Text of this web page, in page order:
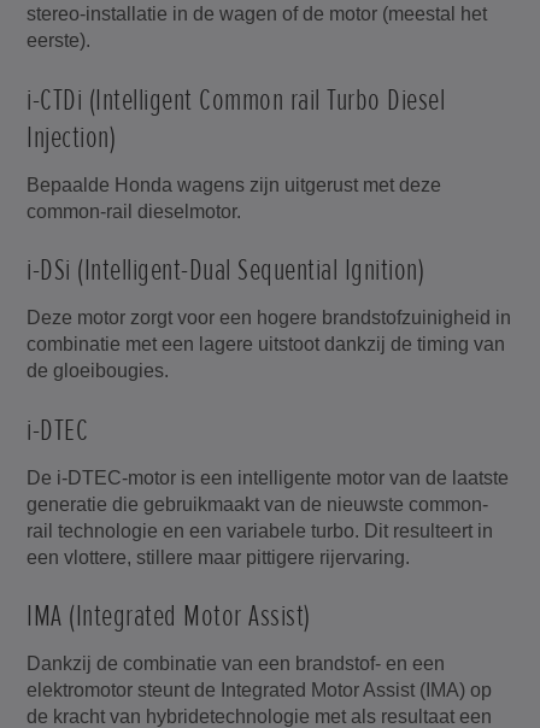
stereo-installatie in de wagen of de motor (meestal het
eerste).
i-CTDi (Intelligent Common rail Turbo Diesel
Injection)
Bepaalde Honda wagens zijn uitgerust met deze
common-rail dieselmotor.
i-DSi (Intelligent-Dual Sequential Ignition)
Deze motor zorgt voor een hogere brandstofzuinigheid in
combinatie met een lagere uitstoot dankzij de timing van
de gloeibougies.
i-DTEC
De i-DTEC-motor is een intelligente motor van de laatste
generatie die gebruikmaakt van de nieuwste common-
rail technologie en een variabele turbo. Dit resulteert in
een vlottere, stillere maar pittigere rijervaring.
IMA (Integrated Motor Assist)
Dankzij de combinatie van een brandstof- en een
elektromotor steunt de Integrated Motor Assist (IMA) op
de kracht van hybridetechnologie met als resultaat een